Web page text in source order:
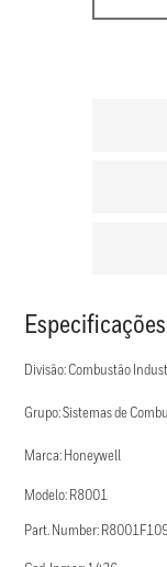
Especificações
Divisão: Combustão
Grupo: Sistemas de
Marca: Honeywell
Modelo: R8001
Part. Number: